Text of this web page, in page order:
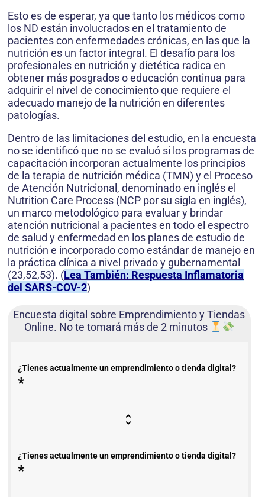
Esto es de esperar, ya que tanto los médicos como
los ND están involucrados en el tratamiento de
pacientes con enfermedades crónicas, en las que la
nutrición es un factor integral. El desafío para los
profesionales en nutrición y dietética radica en
obtener más posgrados o educación continua para
adquirir el nivel de conocimiento que requiere el
adecuado manejo de la nutrición en diferentes
patologías.
Dentro de las limitaciones del estudio, en la encuesta
no se identificó que no se evaluó si los programas de
capacitación incorporan actualmente los principios
de la terapia de nutrición médica (TMN) y el Proceso
de Atención Nutricional, denominado en inglés el
Nutrition Care Process (NCP por su sigla en inglés),
un marco metodológico para evaluar y brindar
atención nutricional a pacientes en todo el espectro
de salud y enfermedad en los planes de estudio de
nutrición e incorporado como estándar de manejo en
la práctica clínica a nivel privado y gubernamental
(23,52,53). (Lea También: Respuesta Inflamatoria
del SARS-COV-2)
Encuesta digital sobre Emprendimiento y Tiendas
Online. No te tomará más de 2 minutos
¿Tienes actualmente un emprendimiento o tienda digital?
*
¿Tienes actualmente un emprendimiento o tienda digital?
*